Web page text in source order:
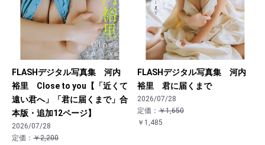
FLASHデジタル写真集 河内
裕里 Close to you【「近くて
遠い君へ」「君に届くまで」合
本版・追加12ページ】
2026/07/28
定価： ￥2,200
FLASHデジタル写真集 河内
裕里 君に届くまで
2026/07/28
定価： ￥1,650
￥1,485